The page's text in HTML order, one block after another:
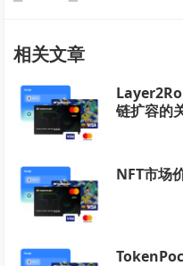
相关文章
链扩容的
NFT市场